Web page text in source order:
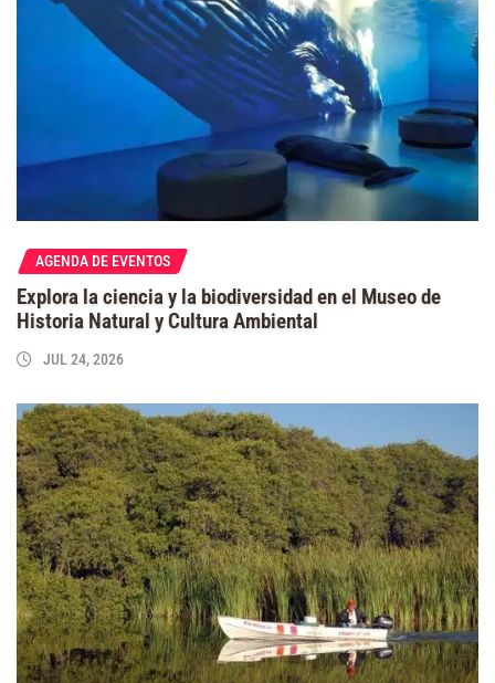
AGENDA DE EVENTOS
Explora la ciencia y la biodiversidad en el Museo de
Historia Natural y Cultura Ambiental
JUL 24, 2026